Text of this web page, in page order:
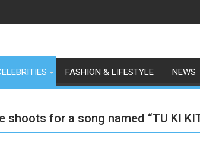
FASHION & LIFESTYLE NEWS
for a song named “TU KI